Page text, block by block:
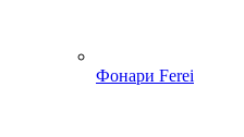
Фонари Ferei